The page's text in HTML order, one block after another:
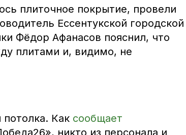
плиточное покрытие, провели
Ессентукской городской
Фёдор Афанасов пояснил, что
плитами и, видимо, не
Как сообщает
никто из персонала и